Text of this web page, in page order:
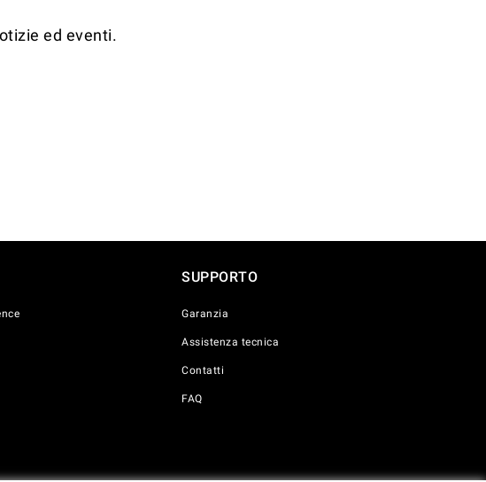
ed eventi.
SUPPORTO
Garanzia
Assistenza tecnica
Contatti
FAQ